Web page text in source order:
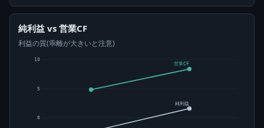
純利益 vs 営業CF
利益の質(乖離が大きいと注意)
0
5
10
営業CF
純利益